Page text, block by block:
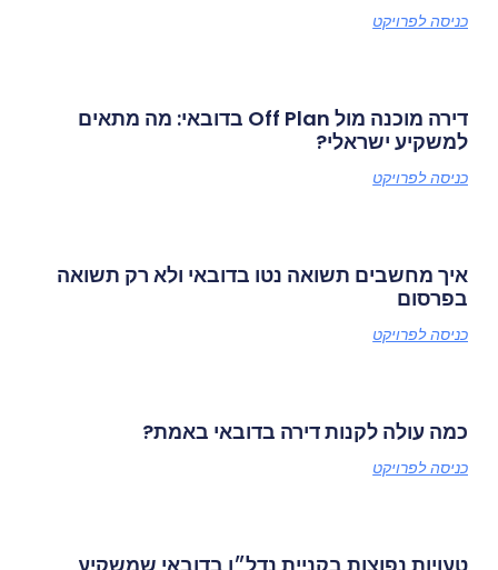
כניסה לפרויקט
דירה מוכנה מול Off Plan בדובאי: מה מתאים
למשקיע ישראלי?
כניסה לפרויקט
איך מחשבים תשואה נטו בדובאי ולא רק תשואה
בפרסום
כניסה לפרויקט
כמה עולה לקנות דירה בדובאי באמת?
כניסה לפרויקט